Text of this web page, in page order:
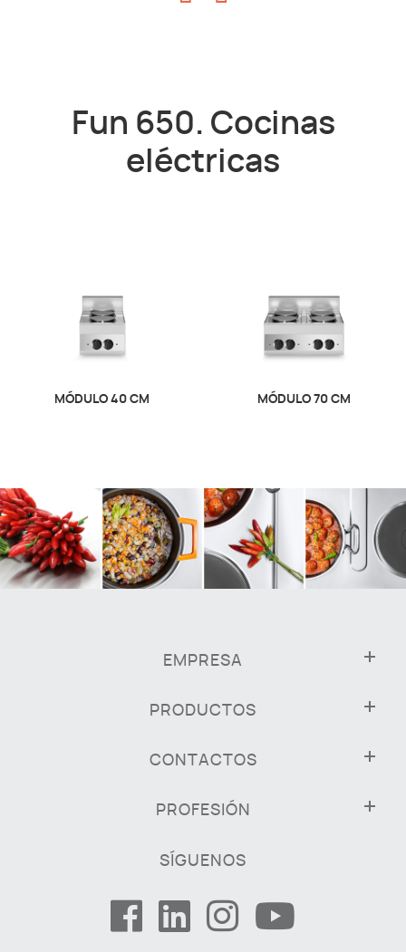
Fun 650. Cocinas
eléctricas
MÓDULO 40 CM MÓDULO 70 CM
EMPRESA
PRODUCTOS
CONTACTOS
PROFESIÓN
SÍGUENOS